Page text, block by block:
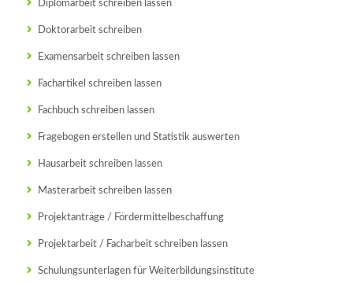
Diplomarbeit schreiben lassen
Doktorarbeit schreiben
Examensarbeit schreiben lassen
Fachartikel schreiben lassen
Fachbuch schreiben lassen
Fragebogen erstellen und Statistik auswerten
Hausarbeit schreiben lassen
Masterarbeit schreiben lassen
Projektanträge / Fördermittelbeschaffung
Projektarbeit / Facharbeit schreiben lassen
Schulungsunterlagen für Weiterbildungsinstitute